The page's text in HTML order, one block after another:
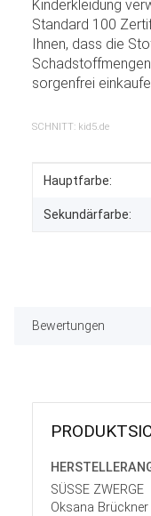
Kinderkleidung
Standard 100
Ihnen, dass die
sorgenfrei
SCHNITT: kid5.de
Wert
Hauptfarbe:
Sekundärfarbe:
Bewertungen
SÜSSE ZWERGE
Oksana Brückner